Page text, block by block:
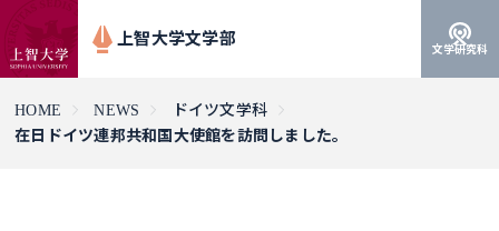
上智大学文学部
文学研究科
HOME NEWS
ドイツ文学科
在日ドイツ連邦共和国大使館を訪問しました。